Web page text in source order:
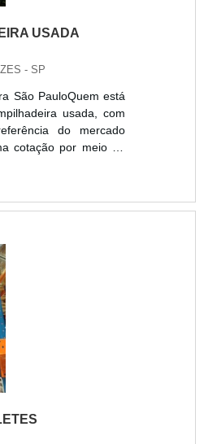
USADA
- SP
São PauloQuem está
usada, com
do mercado
cotação por meio da
a sofisticação,
um só lugar.OUTRAS
procura por
a Escomaq. Uma